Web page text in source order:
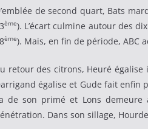
de second quart, Bats
ème). L’écart culmine autour des
ème). Mais, en fin de période, ABC
retour des citrons, Heuré égalise
égalise et Gude fait enfin
de son primé et Lons demeure
Dans son sillage,